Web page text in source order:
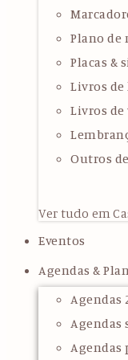
Plano de
Placas &
Livros
Livros de
Outros
Ver tudo em
Eventos
Agendas &
Agendas
Agendas